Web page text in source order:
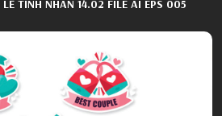
TÌNH NHÂN 14.02 FILE AI EPS 005